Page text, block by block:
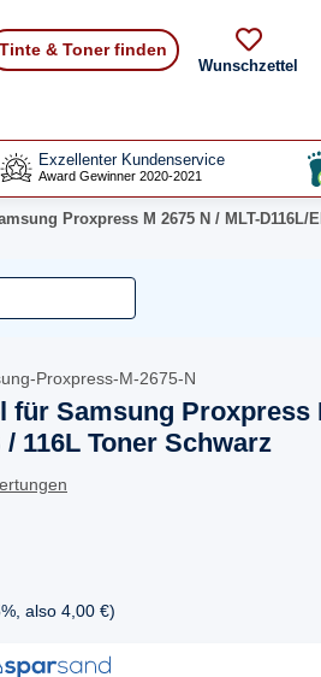
Tinte & Toner finden
Wunschzettel
Exzellenter Kundenservice
Award Gewinner 2020-2021
Proxpress M 2675 N / MLT-D116L/
Proxpress-M-2675-N
für Samsung Proxpress
/ 116L Toner Schwarz
, also 4,00 €)